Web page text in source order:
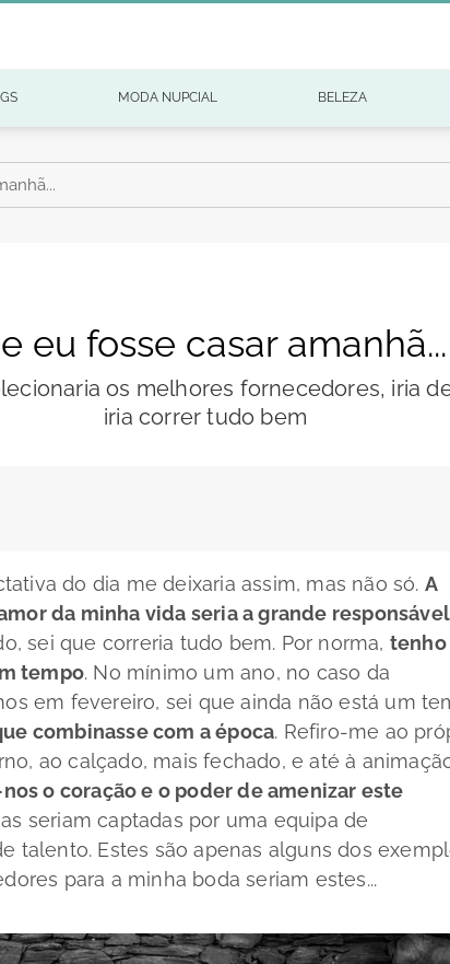
MODA NUPCIAL BELEZA
eu fosse casar amanhã...
os melhores fornecedores, iria
iria correr tudo bem
do dia me deixaria assim, mas não só. A
da minha vida seria a grande responsável
sei que correria tudo bem. Por norma, tenho
tempo. No mínimo um ano, no caso da
em fevereiro, sei que ainda não está um
combinasse com a época. Refiro-me ao
ao calçado, mais fechado, e até à
o coração e o poder de amenizar este
seriam captadas por uma equipa de
talento. Estes são apenas alguns dos
para a minha boda seriam estes...